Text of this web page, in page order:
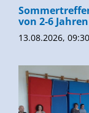
von 2-6 Jahren
13.08.2026,